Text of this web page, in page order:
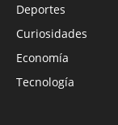
Deportes
Curiosidades
Economía
Tecnología